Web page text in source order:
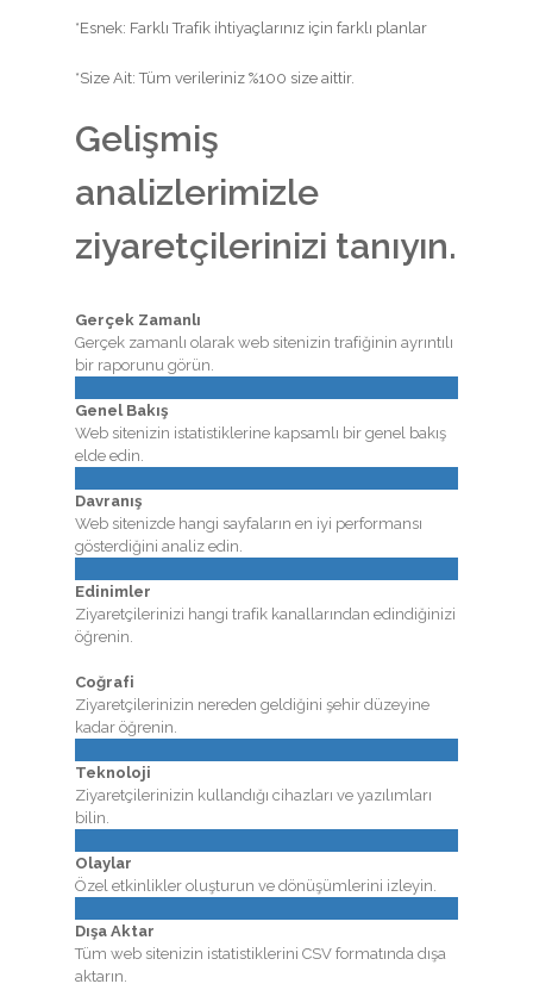
*Esnek: Farklı Trafik ihtiyaçlarınız için farklı planlar
*Size Ait: Tüm verileriniz %100 size aittir.
Gelişmiş
analizlerimizle
ziyaretçilerinizi tanıyın.
Gerçek Zamanlı
Gerçek zamanlı olarak web sitenizin trafiğinin ayrıntılı
bir raporunu görün.
Genel Bakış
Web sitenizin istatistiklerine kapsamlı bir genel bakış
elde edin.
Davranış
Web sitenizde hangi sayfaların en iyi performansı
gösterdiğini analiz edin.
Edinimler
Ziyaretçilerinizi hangi trafik kanallarından edindiğinizi
öğrenin.
Coğrafi
Ziyaretçilerinizin nereden geldiğini şehir düzeyine
kadar öğrenin.
Teknoloji
Ziyaretçilerinizin kullandığı cihazları ve yazılımları
bilin.
Olaylar
Özel etkinlikler oluşturun ve dönüşümlerini izleyin.
Dışa Aktar
Tüm web sitenizin istatistiklerini CSV formatında dışa
aktarın.